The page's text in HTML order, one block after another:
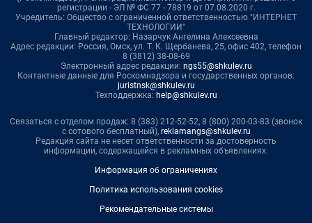
регистрации - ЭЛ № ФС 77 - 78819 от 07.08.2020 г.
Учредитель: Общество с ограниченной ответственностью "ИНТЕРНЕТ
ТЕХНОЛОГИИ"
Главный редактор: Назарчук Ангелина Алексеевна
Адрес редакции: Россия, Омск, ул. Т. К. Щербанева, 25, офис 402, телефон
8 (3812) 38-08-69
Электронный адрес редакции: ngs55@shkulev.ru
Контактные данные для Роскомнадзора и государственных органов:
juristnsk@shkulev.ru
Техподдержка: help@shkulev.ru
Связаться с отделом продаж: 8 (383) 212-52-52, 8 (800) 200-03-83 (звонок
с сотового бесплатный), reklamangs@shkulev.ru
Редакция сайта не несет ответственности за достоверность
информации, содержащейся в рекламных объявлениях.
Информация об ограничениях
Политика использования cookies
Рекомендательные системы